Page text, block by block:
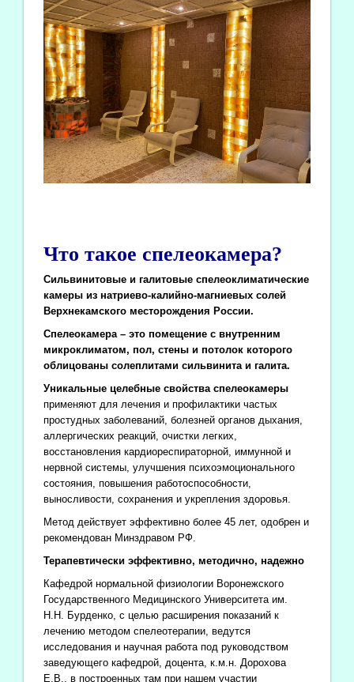
Что такое спелеокамера?
Сильвинитовые и галитовые спелеоклиматические
камеры из натриево-калийно-магниевых солей
Верхнекамского месторождения России.
Спелеокамера – это помещение с внутренним
микроклиматом, пол, стены и потолок которого
облицованы солеплитами сильвинита и галита.
Уникальные целебные свойства спелеокамеры
применяют для лечения и профилактики частых
простудных заболеваний, болезней органов дыхания,
аллергических реакций, очистки легких,
восстановления кардиореспираторной, иммунной и
нервной системы, улучшения психоэмоционального
состояния, повышения работоспособности,
выносливости, сохранения и укрепления здоровья.
Метод действует эффективно более 45 лет, одобрен и
рекомендован Минздравом РФ.
Терапевтически эффективно, методично, надежно
Кафедрой нормальной физиологии Воронежского
Государственного Медицинского Университета им.
Н.Н. Бурденко, с целью расширения показаний к
лечению методом спелеотерапии, ведутся
исследования и научная работа под руководством
заведующего кафедрой, доцента, к.м.н. Дорохова
Е.В., в построенных там при нашем участии